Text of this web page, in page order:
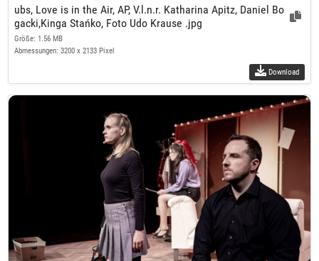
ubs, Love is in the Air, AP, V.l.n.r. Katharina Apitz, Daniel Bo
gacki,Kinga Stańko, Foto Udo Krause .jpg
Größe: 1.56 MB
Abmessungen: 3200 x 2133 Pixel
Download